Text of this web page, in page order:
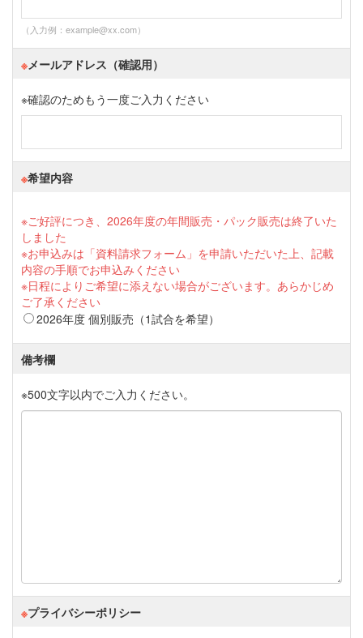
（入力例：example@xx.com）
※メールアドレス（確認用）
※確認のためもう一度ご入力ください
※希望内容
※ご好評につき、2026年度の年間販売・パック販売は終了いた
しました
※お申込みは「資料請求フォーム」を申請いただいた上、記載
内容の手順でお申込みください
※日程によりご希望に添えない場合がございます。あらかじめ
ご了承ください
2026年度 個別販売（1試合を希望）
備考欄
※500文字以内でご入力ください。
※プライバシーポリシー